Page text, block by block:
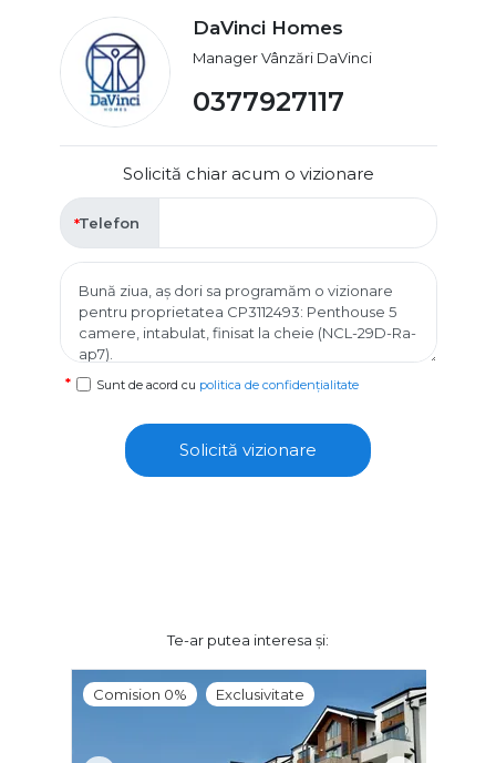
DaVinci Homes
Manager Vânzări DaVinci
0377927117
Solicită chiar acum o vizionare
Telefon
Sunt de acord cu politica de confidențialitate
Solicită vizionare
Te-ar putea interesa și:
Comision 0% Exclusivitate